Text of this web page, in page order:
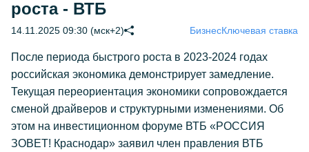
роста - ВТБ
14.11.2025 09:30 (мск+2) БизнесКлючевая ставка
После периода быстрого роста в 2023-2024 годах
российская экономика демонстрирует замедление.
Текущая переориентация экономики сопровождается
сменой драйверов и структурными изменениями. Об
этом на инвестиционном форуме ВТБ «РОССИЯ
ЗОВЕТ! Краснодар» заявил член правления ВТБ